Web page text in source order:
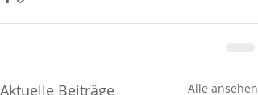
Aktuelle Beiträge Alle ansehen